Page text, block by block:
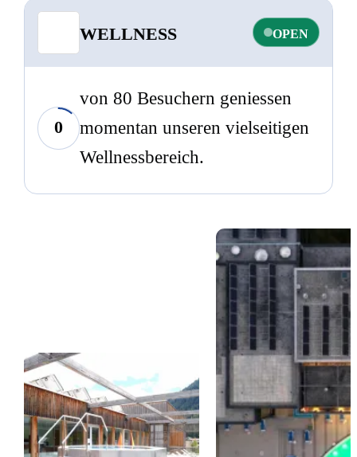
WELLNESS OPEN
0
von 80 Besuchern geniessen
momentan unseren vielseitigen
Wellnessbereich.